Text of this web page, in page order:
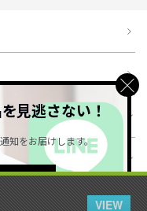
VIEW
見逃さない！
知をお届けします。
＞